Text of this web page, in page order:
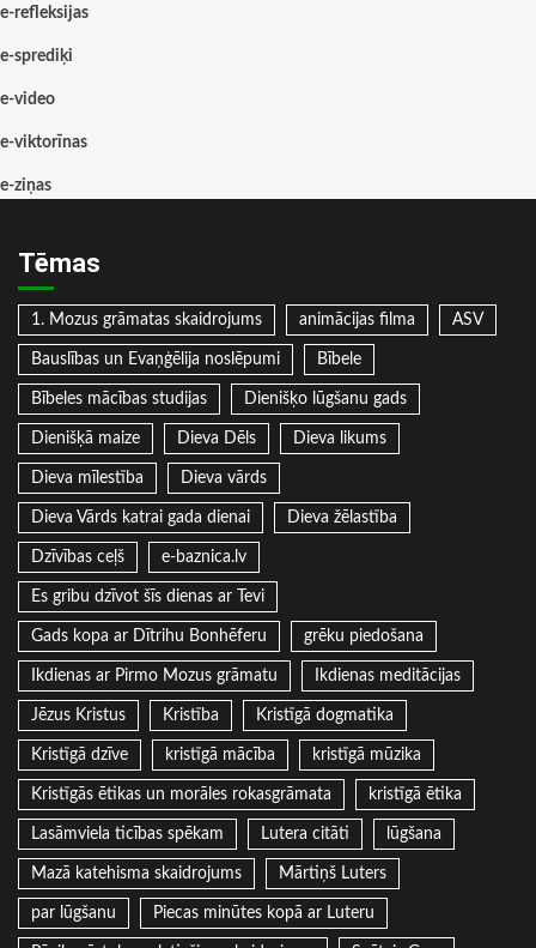
e-refleksijas
e-sprediķi
e-video
e-viktorīnas
e-ziņas
Tēmas
1. Mozus grāmatas skaidrojums animācijas filma ASV
Bauslības un Evaņģēlija noslēpumi Bībele
Bībeles mācības studijas Dienišķo lūgšanu gads
Dienišķā maize Dieva Dēls Dieva likums
Dieva mīlestība Dieva vārds
Dieva Vārds katrai gada dienai Dieva žēlastība
Dzīvības ceļš e-baznica.lv
Es gribu dzīvot šīs dienas ar Tevi
Gads kopa ar Dītrihu Bonhēferu grēku piedošana
Ikdienas ar Pirmo Mozus grāmatu Ikdienas meditācijas
Jēzus Kristus Kristība Kristīgā dogmatika
Kristīgā dzīve kristīgā mācība kristīgā mūzika
Kristīgās ētikas un morāles rokasgrāmata kristīgā ētika
Lasāmviela ticības spēkam Lutera citāti lūgšana
Mazā katehisma skaidrojums Mārtiņš Luters
par lūgšanu Piecas minūtes kopā ar Luteru